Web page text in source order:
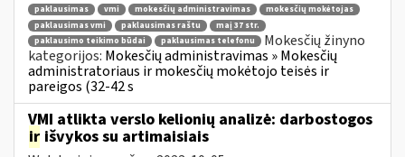
paklausimas vmi mokesčių administravimas
mokesčių mokėtojas
paklausimas vmi
paklausimas raštu
maį 37 str.
paklausimo teikimo būdai
paklausimas telefonu
Mokesčių žinyno
kategorijos: Mokesčių administravimas » Mokesčių
administratoriaus ir mokesčių mokėtojo teisės ir
pareigos (32-42 s
VMI atlikta verslo kelionių analizė: darbostogos
ir išvykos su artimaisiais